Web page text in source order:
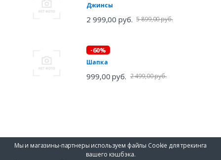
Джинсы
2 999,00 руб. 5 899,00 руб.
-60%
Шапка
999,00 руб. 2 499,00 руб.
Мы и магазины-партнеры используем файлы Cookie для трекинга
вашего кэшбэка.